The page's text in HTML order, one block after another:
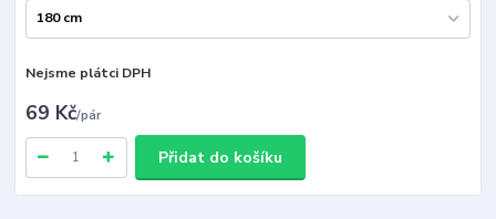
Nejsme plátci DPH
69 Kč/pár
Přidat do košíku